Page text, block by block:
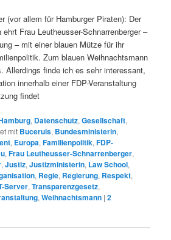
(vor allem für Hamburger Piraten): Der
Frau Leutheusser-Schnarrenberger –
– mit einer blauen Mütze für ihr
Zum blauen Weihnachtsmann
Allerdings finde ich es sehr interessant,
innerhalb einer FDP-Veranstaltung
findet
, Datenschutz,Gesellschaft,
mit Buceruis, Bundesministerin,
, Europa,Familienpolitik,FDP-
,Frau Leutheusser-Schnarrenberger,
,Justiz,Justizministerin, Law School,
, Regie, Regierung, Respekt,
Server,Transparenzgesetz,
,Weihnachtsmann |2